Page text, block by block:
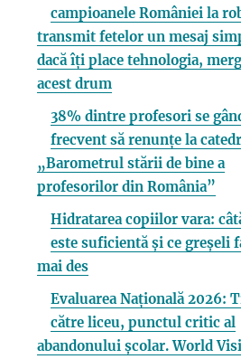
campioanele României la
transmit fetelor un mesaj
dacă îți place tehnologia,
acest drum
38% dintre profesori se
frecvent să renunțe la
„Barometrul stării de bine a
profesorilor din România”
Hidratarea copiilor vara:
este suficientă și ce greșeli
mai des
Evaluarea Națională 2026:
către liceu, punctul critic al
abandonului școlar. World